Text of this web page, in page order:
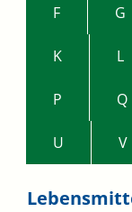
F G
K L
P Q
U V